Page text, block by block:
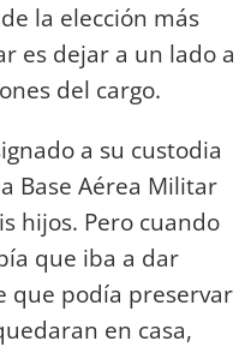
la elección más
es dejar a un lado a
del cargo.
a su custodia
Base Aérea Militar
hijos. Pero cuando
que iba a dar
que podía preservar
en casa,